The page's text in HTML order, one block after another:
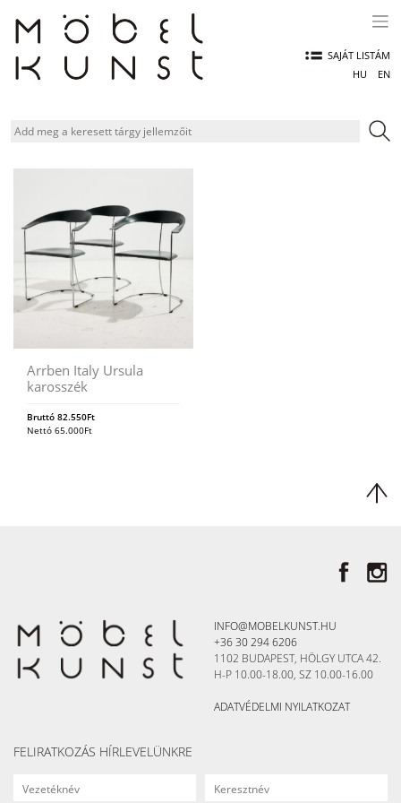
content
SAJÁT LISTÁM
HU
EN
Arrben Italy Ursula
karosszék
Bruttó 82.550Ft
Nettó 65.000Ft
INFO@MOBELKUNST.HU
+36 30 294 6206
1102 BUDAPEST, HÖLGY UTCA 42.
H-P 10.00-18.00, SZ 10.00-16.00
ADATVÉDELMI NYILATKOZAT
FELIRATKOZÁS HÍRLEVELÜNKRE